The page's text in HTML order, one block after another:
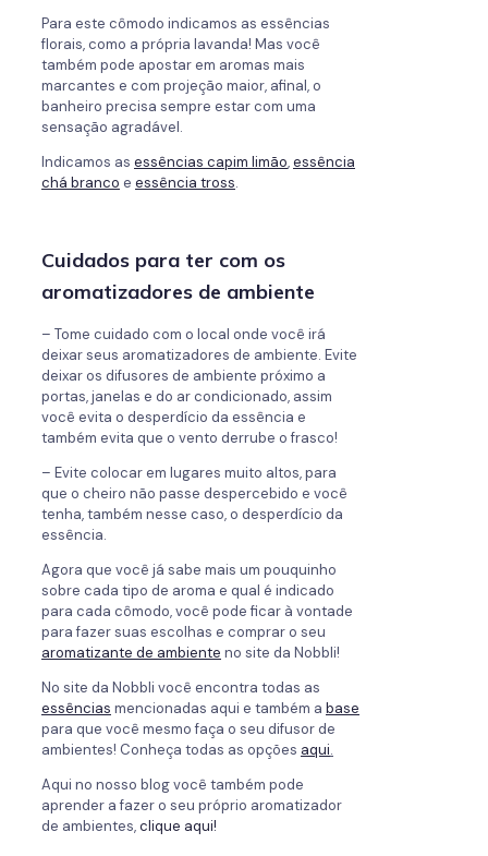
Para este cômodo indicamos as essências
florais, como a própria lavanda! Mas você
também pode apostar em aromas mais
marcantes e com projeção maior, afinal, o
banheiro precisa sempre estar com uma
sensação agradável.
Indicamos as essências capim limão,essência
chá branco e essência tross.
Cuidados para ter com os
aromatizadores de ambiente
– Tome cuidado com o local onde você irá
deixar seus aromatizadores de ambiente. Evite
deixar os difusores de ambiente próximo a
portas, janelas e do ar condicionado, assim
você evita o desperdício da essência e
também evita que o vento derrube o frasco!
– Evite colocar em lugares muito altos, para
que o cheiro não passe despercebido e você
tenha, também nesse caso, o desperdício da
essência.
Agora que você já sabe mais um pouquinho
sobre cada tipo de aroma e qual é indicado
para cada cômodo, você pode ficar à vontade
para fazer suas escolhas e comprar o seu
aromatizante de ambiente no site da Nobbli!
No site da Nobbli você encontra todas as
essências mencionadas aqui e também a base
para que você mesmo faça o seu difusor de
ambientes! Conheça todas as opções aqui.
Aqui no nosso blog você também pode
aprender a fazer o seu próprio aromatizador
de ambientes,clique aqui!